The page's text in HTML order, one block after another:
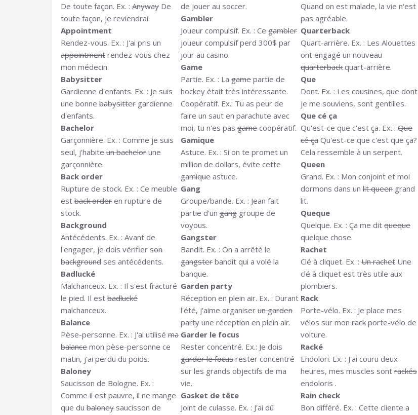
De toute façon. Ex. :Anyway De
toute façon, je reviendrai.
Appointment
Rendez-vous. Ex. : J'ai pris un
appointment rendez-vous chez
mon médecin.
Babysitter
Gardienne d'enfants. Ex. : Je suis
une bonnebabysitter gardienne
d'enfants.
Bachelor
Garçonnière. Ex. : Comme je suis
seul, j'habiteun bachelor une
garçonnière.
Back order
Rupture de stock. Ex. : Ce meuble
estback order en rupture de
stock.
Background
Antécédents. Ex. : Avant de
l'engager, je dois vérifierson
background ses antécédents.
Badlucké
Malchanceux. Ex. : Il s'est fracturé
le pied. Il estbadlucké
malchanceux.
Balance
Pèse-personne. Ex. : J'ai utiliséma
balance mon pèse-personne ce
matin, j'ai perdu du poids.
Baloney
Saucisson de Bologne. Ex. :
Comme il est pauvre, il ne mange
que dubaloney saucisson de
de jouer au soccer.
Gambler
Joueur compulsif. Ex. : Cegambler
joueur compulsif perd 300$ par
jour au casino.
Game
Partie. Ex. : Lagame partie de
hockey était très intéressante.
Coopératif. Ex.: Tu as peur de
faire un saut en parachute avec
moi, tu n'es pasgame coopératif.
Gamique
Astuce. Ex. : Si on te promet un
million de dollars, évite cette
gamique astuce.
Gang
Groupe/bande. Ex. : Jean fait
partie d'ungang groupe de
voyous.
Gangster
Bandit. Ex. : On a arrêté le
gangster bandit qui a volé la
banque.
Garden party
Réception en plein air. Ex. : Durant
l'été, j'aime organiserun garden
party une réception en plein air.
Garder le focus
Rester concentré. Ex.: Je dois
garder le focus rester concentré
sur les grands objectifs de ma
vie.
Gasket de tête
Joint de culasse. Ex. : J'ai dû
Quand on est malade, la vie n'est
pas agréable.
Quarterback
Quart-arrière. Ex. : Les Alouettes
ont engagé un nouveau
quarterback quart-arrière.
Que
Dont. Ex. : Les cousines,que dont
je me souviens, sont gentilles.
Que cé ça
Qu'est-ce que c'est ça. Ex. :Que
cé ça Qu'est-ce que c'est que ça?
Cela ressemble à un serpent.
Queen
Grand. Ex. : Mon conjoint et moi
dormons dans unlit queen grand
lit.
Queque
Quelque. Ex. : Ça me ditqueque
quelque chose.
Rachet
Clé à cliquet. Ex. :Un rachet Une
clé à cliquet est très utile aux
plombiers.
Rack
Porte-vélo. Ex. : Je place mes
vélos sur monrack porte-vélo de
voiture.
Racké
Endolori. Ex. : J'ai couru deux
heures, mes muscles sontrackés
endoloris .
Rain check
Bon différé. Ex. : Cette cliente a